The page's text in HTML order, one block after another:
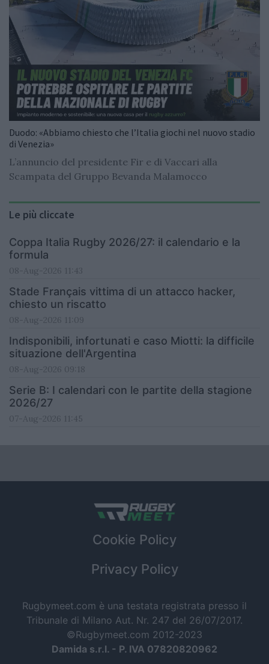
Duodo: «Abbiamo chiesto che l’Italia giochi nel nuovo stadio
di Venezia»
L’annuncio del presidente Fir e di Vaccari alla
Scampata del Gruppo Bevanda Malamocco
Le più cliccate
Coppa Italia Rugby 2026/27: il calendario e la
formula
08-Aug-2026 11:43
Stade Français vittima di un attacco hacker,
chiesto un riscatto
08-Aug-2026 11:09
Indisponibili, infortunati e caso Miotti: la difficile
situazione dell'Argentina
08-Aug-2026 09:18
Serie B: I calendari con le partite della stagione
2026/27
07-Aug-2026 11:45
Cookie Policy
Privacy Policy
Rugbymeet.com è una testata registrata presso il
Tribunale di Milano Aut. Nr. 247 del 26/07/2017.
©Rugbymeet.com 2012-2023
Damida s.r.l. - P. IVA 07820820962